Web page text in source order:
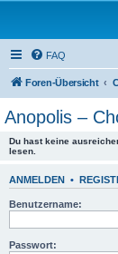
FAQ
Foren-Übersicht
Anopolis –
Du hast keine
lesen.
ANMELDEN •
Benutzername:
Passwort: